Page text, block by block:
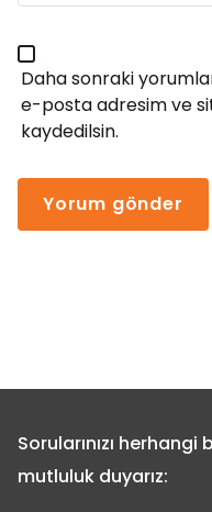
Daha sonraki
e-posta adresim ve
kaydedilsin.
Sorularınızı
mutluluk duyarız: